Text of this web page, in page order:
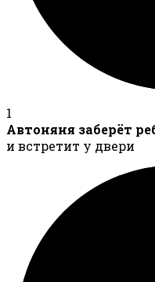
1
Автоняня заберёт
и встретит у двери